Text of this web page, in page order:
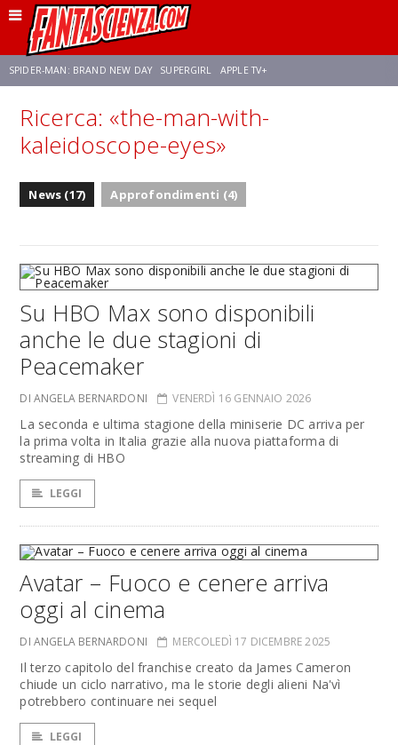
SPIDER-MAN: BRAND NEW DAY SUPERGIRL APPLE TV+
FRANCO RICCIARDIELLO ZENDAYA STAR TREK AVENGERS: DOOMSDAY
NETFLIX SADIE SINK STAR TREK: STRANGE NEW WORLDS
Ricerca: «the-man-with-
kaleidoscope-eyes»
News (17) Approfondimenti (4)
Su HBO Max sono disponibili
anche le due stagioni di
Peacemaker
DI ANGELA BERNARDONI VENERDÌ 16 GENNAIO 2026
La seconda e ultima stagione della miniserie DC arriva per
la prima volta in Italia grazie alla nuova piattaforma di
streaming di HBO
LEGGI
Avatar – Fuoco e cenere arriva
oggi al cinema
DI ANGELA BERNARDONI MERCOLEDÌ 17 DICEMBRE 2025
Il terzo capitolo del franchise creato da James Cameron
chiude un ciclo narrativo, ma le storie degli alieni Na'vì
potrebbero continuare nei sequel
LEGGI